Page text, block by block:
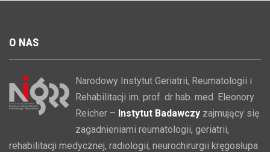
O NAS
Narodowy Instytut Geriatrii, Reumatologii i
Rehabilitacji im. prof. dr hab. med. Eleonory
Reicher – Instytut Badawczy zajmujący się
zagadnieniami reumatologii, geriatrii,
rehabilitacji medycznej, radiologii, neurochirurgii kręgosłupa